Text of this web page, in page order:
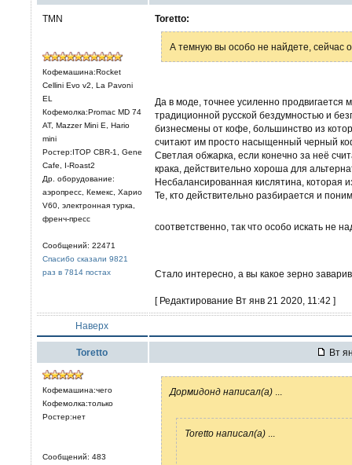
TMN
Кофемашина:Rocket
Cellini Evo v2, La Pavoni
EL
Кофемолка:Promac MD 74
AT, Mazzer Mini E, Hario
mini
Ростер:ITOP CBR-1, Gene
Cafe, I-Roast2
Др. оборудование:
аэропресс, Кемекс, Харио
V60, электронная турка,
френч-пресс
Сообщений: 22471
Спасибо сказали 9821
раз в 7814 постах
Toretto:
А темную вы особо не найдете, сейчас
Да в моде, точнее усиленно продвигается
традиционной русской бездумностью и
бизнесмены от кофе, большинство из
считают им просто насыщенный черный
Светлая обжарка, если конечно за неё
крака, действительно хороша для
Несбалансированная кислятина, которая
Те, кто действительно разбирается и
соответственно, так что особо искать не
Стало интересно, а вы какое зерно
[ Редактирование Вт янв 21 2020, 11:42 ]
Наверх
Toretto Вт
Кофемашина:чего
Кофемолка:только
Ростер:нет
Сообщений: 483
Дормидонд написал(а)
Toretto написал(а)